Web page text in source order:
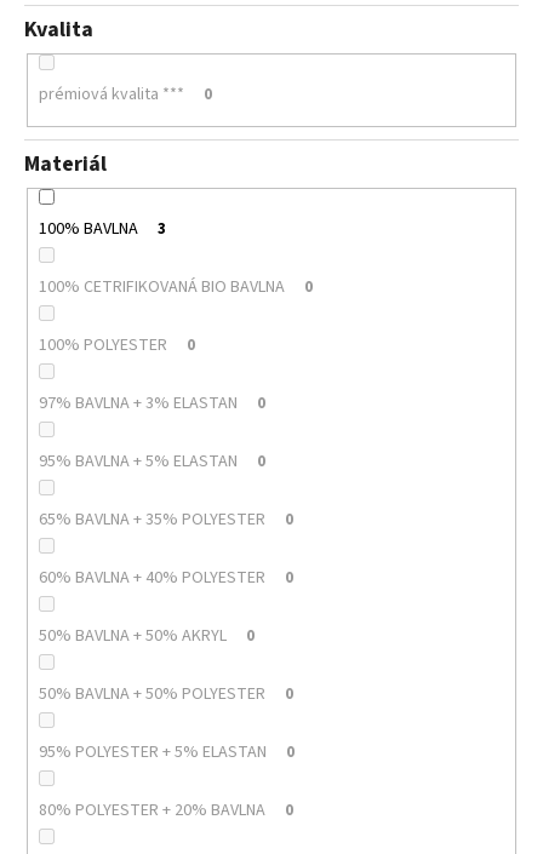
Kvalita
prémiová kvalita *** 0
Materiál
100% BAVLNA 3
100% CETRIFIKOVANÁ BIO BAVLNA 0
100% POLYESTER 0
97% BAVLNA + 3% ELASTAN 0
95% BAVLNA + 5% ELASTAN 0
65% BAVLNA + 35% POLYESTER 0
60% BAVLNA + 40% POLYESTER 0
50% BAVLNA + 50% AKRYL 0
50% BAVLNA + 50% POLYESTER 0
95% POLYESTER + 5% ELASTAN 0
80% POLYESTER + 20% BAVLNA 0